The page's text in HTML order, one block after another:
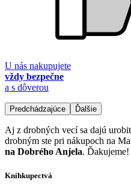
U nás nakupujete
vždy bezpečne
a s dôverou
Predchádzajúce Ďalšie
Aj z drobných vecí sa dajú
drobným ste pri nákupoch na
na Dobrého Anjela. Ďakujeme!
Kníhkupectvá